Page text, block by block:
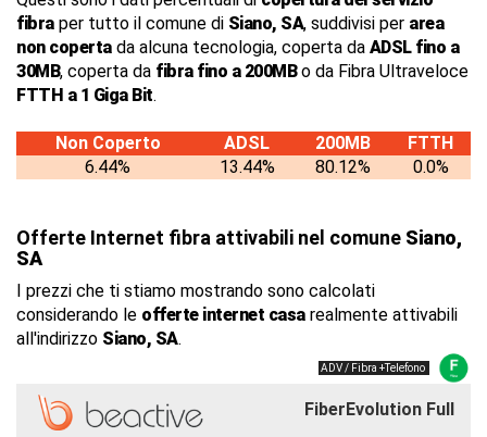
fibraper tutto il comune di Siano, SA, suddivisi per area
non copertada alcuna tecnologia, coperta da ADSL fino a
30MB, coperta da fibra fino a 200MBo da Fibra Ultraveloce
FTTH a 1 Giga Bit.
Non Coperto ADSL 200MB
FTTH
6.44%
13.44% 80.12% 0.0%
Offerte Internet fibra attivabili nel comune Siano,
SA
I prezzi che ti stiamo mostrando sono calcolati
considerando le offerte internet casarealmente attivabili
all'indirizzo Siano, SA.
ADV / Fibra +Telefono
FiberEvolution Full